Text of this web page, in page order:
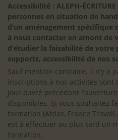
Accessibilité : ALEPH-
personnes en situation de
d’un aménagement spécifique
à nous contacter en amont de
d’étudier la faisabilité de
supports, accessibilité de nos
Sauf mention contraire, il n’y a
inscriptions à nos activités sont
jour ouvré précédant
disponibles. Si vous souhaitez
formation (Afdas, France
est à effectuer au plus tard un
formation.